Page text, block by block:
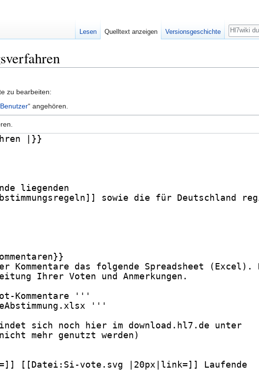
zu bearbeiten:
Benutzer“ angehören.
Lesen Quelltext anzeigen Versionsgeschichte
Suche